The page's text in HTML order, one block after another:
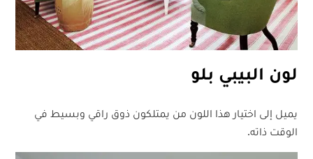
لون البيبي بلو
يميل إلى اختيار هذا اللون من يمتلكون ذوق راقي وبسيط في
الوقت ذاته.